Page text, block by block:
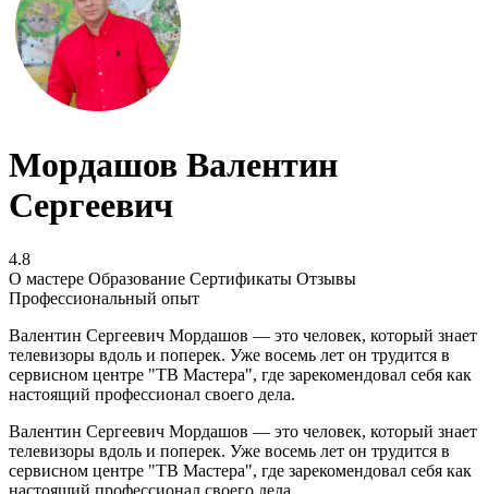
Мордашов Валентин
Сергеевич
4.8
О мастере Образование Сертификаты Отзывы
Профессиональный опыт
Валентин Сергеевич Мордашов — это человек, который знает
телевизоры вдоль и поперек. Уже восемь лет он трудится в
сервисном центре "ТВ Мастера", где зарекомендовал себя как
настоящий профессионал своего дела.
Валентин Сергеевич Мордашов — это человек, который знает
телевизоры вдоль и поперек. Уже восемь лет он трудится в
сервисном центре "ТВ Мастера", где зарекомендовал себя как
настоящий профессионал своего дела.